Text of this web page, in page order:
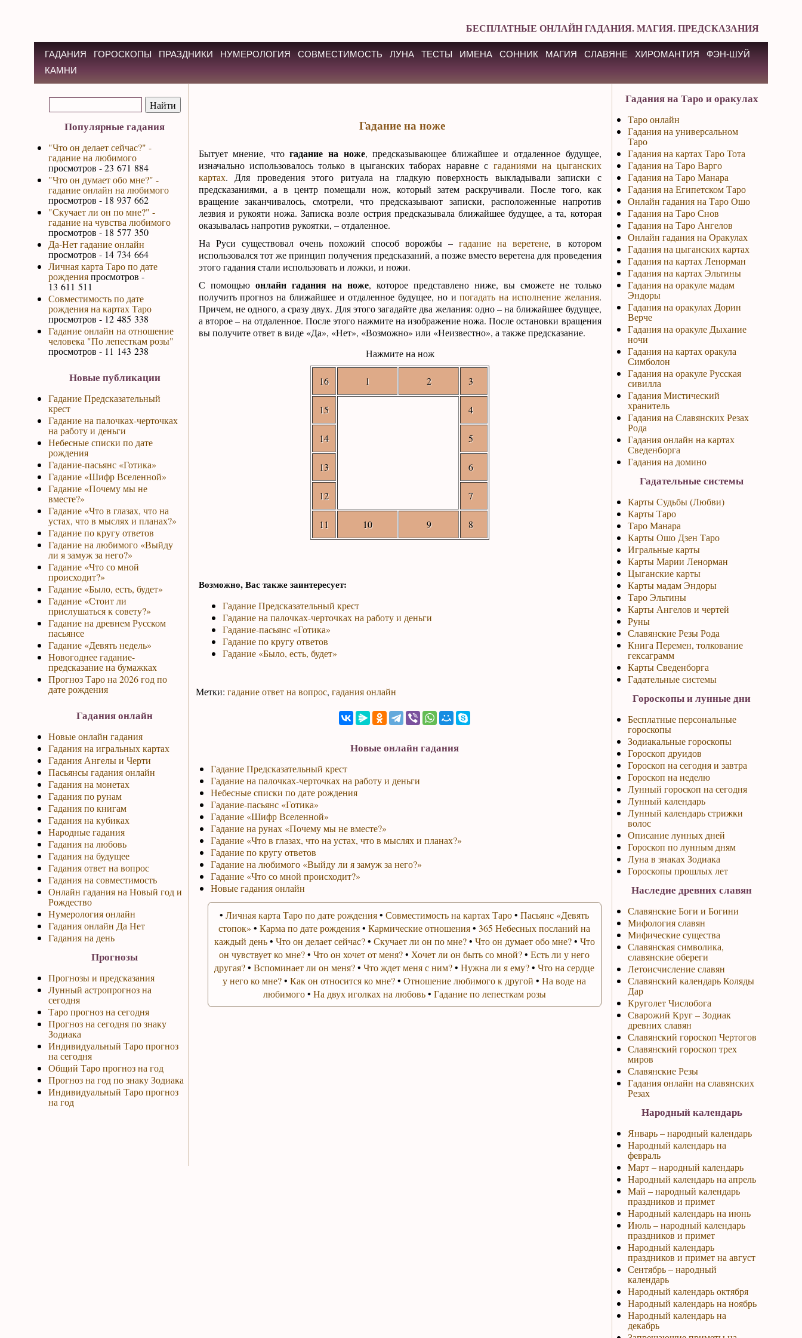
БЕСПЛАТНЫЕ ОНЛАЙН ГАДАНИЯ. МАГИЯ. ПРЕДСКАЗАНИЯ
ГАДАНИЯ ГОРОСКОПЫ ПРАЗДНИКИ НУМЕРОЛОГИЯ СОВМЕСТИМОСТЬ ЛУНА ТЕСТЫ ИМЕНА СОННИК МАГИЯ СЛАВЯНЕ ХИРОМАНТИЯ
ФЭН-ШУЙ
КАМНИ
Популярные гадания
"Что он делает сейчас?" -
гадание на любимого
просмотров - 23 671 884
"Что он думает обо мне?" -
гадание онлайн на любимого
просмотров - 18 937 662
"Скучает ли он по мне?" -
гадание на чувства любимого
просмотров - 18 577 350
Да-Нет гадание онлайн
просмотров - 14 734 664
Личная карта Таро по дате
рожденияпросмотров -
13 611 511
Совместимость по дате
рождения на картах Таро
просмотров - 12 485 338
Гадание онлайн на отношение
человека "По лепесткам розы"
просмотров - 11 143 238
Новые публикации
Гадание Предсказательный
крест
Гадание на палочках-черточках
на работу и деньги
Небесные списки по дате
рождения
Гадание-пасьянс «Готика»
Гадание «Шифр Вселенной»
Гадание «Почему мы не
вместе?»
Гадание «Что в глазах, что на
устах, что в мыслях и планах?»
Гадание по кругу ответов
Гадание на любимого «Выйду
ли я замуж за него?»
Гадание «Что со мной
происходит?»
Гадание «Было, есть, будет»
Гадание «Стоит ли
прислушаться к совету?»
Гадание на древнем Русском
пасьянсе
Гадание «Девять недель»
Новогоднее гадание-
предсказание на бумажках
Прогноз Таро на 2026 год по
дате рождения
Гадания онлайн
Новые онлайн гадания
Гадания на игральных картах
Гадания Ангелы и Черти
Пасьянсы гадания онлайн
Гадания на монетах
Гадания по рунам
Гадания по книгам
Гадания на кубиках
Народные гадания
Гадания на любовь
Гадания на будущее
Гадания ответ на вопрос
Гадания на совместимость
Онлайн гадания на Новый год и
Рождество
Нумерология онлайн
Гадания онлайн Да Нет
Гадания на день
Прогнозы
Прогнозы и предсказания
Лунный астропрогноз на
сегодня
Таро прогноз на сегодня
Прогноз на сегодня по знаку
Зодиака
Индивидуальный Таро прогноз
на сегодня
Общий Таро прогноз на год
Прогноз на год по знаку Зодиака
Индивидуальный Таро прогноз
на год
Гадание на ноже
Бытует мнение, чтогадание на ноже, предсказывающее ближайшее и отдаленное будущее,
изначально использовалось только в цыганских таборах наравне с гаданиями на цыганских
картах. Для проведения этого ритуала на гладкую поверхность выкладывали записки с
предсказаниями, а в центр помещали нож, который затем раскручивали. После того, как
вращение заканчивалось, смотрели, что предсказывают записки, расположенные напротив
лезвия и рукояти ножа. Записка возле острия предсказывала ближайшее будущее, а та, которая
оказывалась напротив рукоятки, – отдаленное.
На Руси существовал очень похожий способ ворожбы –гадание на веретене, в котором
использовался тот же принцип получения предсказаний, а позже вместо веретена для проведения
этого гадания стали использовать и ложки, и ножи.
С помощью онлайн гадания на ноже, которое представлено ниже, вы сможете не только
получить прогноз на ближайшее и отдаленное будущее, но ипогадать на исполнение желания.
Причем, не одного, а сразу двух. Для этого загадайте два желания: одно – на ближайшее будущее,
а второе – на отдаленное. После этого нажмите на изображение ножа. После остановки вращения
вы получите ответ в виде «Да», «Нет», «Возможно» или «Неизвестно», а также предсказание.
Нажмите на нож
16 1 2 3
15 4
14 5
13 6
12 7
11 10 9 8
Возможно, Вас также заинтересует:
Гадание Предсказательный крест
Гадание на палочках-черточках на работу и деньги
Гадание-пасьянс «Готика»
Гадание по кругу ответов
Гадание «Было, есть, будет»
Метки: гадание ответ на вопрос, гадания онлайн
Новые онлайн гадания
Гадание Предсказательный крест
Гадание на палочках-черточках на работу и деньги
Небесные списки по дате рождения
Гадание-пасьянс «Готика»
Гадание «Шифр Вселенной»
Гадание на рунах «Почему мы не вместе?»
Гадание «Что в глазах, что на устах, что в мыслях и планах?»
Гадание по кругу ответов
Гадание на любимого «Выйду ли я замуж за него?»
Гадание «Что со мной происходит?»
Новые гадания онлайн
• Личная карта Таро по дате рождения• Совместимость на картах Таро• Пасьянс «Девять
стопок» • Карма по дате рождения• Кармические отношения• 365 Небесных посланий на
каждый день• Что он делает сейчас?• Скучает ли он по мне?• Что он думает обо мне?• Что
он чувствует ко мне?• Что он хочет от меня?• Хочет ли он быть со мной?• Есть ли у него
другая?• Вспоминает ли он меня?• Что ждет меня с ним?• Нужна ли я ему?• Что на сердце
у него ко мне?• Как он относится ко мне?• Отношение любимого к другой • На воде на
любимого• На двух иголках на любовь• Гадание по лепесткам розы
Гадания на Таро и оракулах
Таро онлайн
Гадания на универсальном
Таро
Гадания на картах Таро Тота
Гадания на Таро Варго
Гадания на Таро Манара
Гадания на Египетском Таро
Онлайн гадания на Таро Ошо
Гадания на Таро Снов
Гадания на Таро Ангелов
Онлайн гадания на Оракулах
Гадания на цыганских картах
Гадания на картах Ленорман
Гадания на картах Эльтины
Гадания на оракуле мадам
Эндоры
Гадания на оракулах Дорин
Верче
Гадания на оракуле Дыхание
ночи
Гадания на картах оракула
Симболон
Гадания на оракуле Русская
сивилла
Гадания Мистический
хранитель
Гадания на Славянских Резах
Рода
Гадания онлайн на картах
Сведенборга
Гадания на домино
Гадательные системы
Карты Судьбы (Любви)
Карты Таро
Таро Манара
Карты Ошо Дзен Таро
Игральные карты
Карты Марии Ленорман
Цыганские карты
Карты мадам Эндоры
Таро Эльтины
Карты Ангелов и чертей
Руны
Славянские Резы Рода
Книга Перемен, толкование
гексаграмм
Карты Сведенборга
Гадательные системы
Гороскопы и лунные дни
Бесплатные персональные
гороскопы
Зодиакальные гороскопы
Гороскоп друидов
Гороскоп на сегодня и завтра
Гороскоп на неделю
Лунный гороскоп на сегодня
Лунный календарь
Лунный календарь стрижки
волос
Описание лунных дней
Гороскоп по лунным дням
Луна в знаках Зодиака
Гороскопы прошлых лет
Наследие древних славян
Славянские Боги и Богини
Мифология славян
Мифические существа
Славянская символика,
славянские обереги
Летоисчисление славян
Славянский календарь Коляды
Дар
Круголет Числобога
Сварожий Круг – Зодиак
древних славян
Славянский гороскоп Чертогов
Славянский гороскоп трех
миров
Славянские Резы
Гадания онлайн на славянских
Резах
Народный календарь
Январь – народный календарь
Народный календарь на
февраль
Март – народный календарь
Народный календарь на апрель
Май – народный календарь
праздников и примет
Народный календарь на июнь
Июль – народный календарь
праздников и примет
Народный календарь
праздников и примет на август
Сентябрь – народный
календарь
Народный календарь октября
Народный календарь на ноябрь
Народный календарь на
декабрь